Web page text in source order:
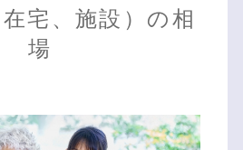
宅、施設）の相
場